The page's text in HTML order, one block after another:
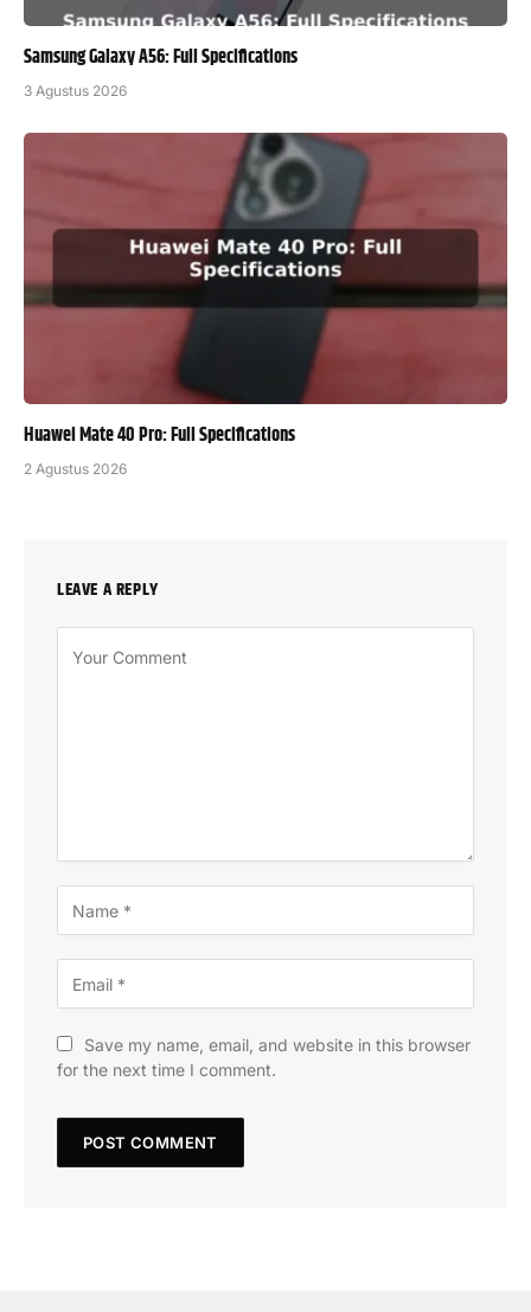
Samsung Galaxy A56: Full Specifications
3 Agustus 2026
Huawei Mate 40 Pro: Full Specifications
2 Agustus 2026
LEAVE A REPLY
Save my name, email, and website in this browser
for the next time I comment.